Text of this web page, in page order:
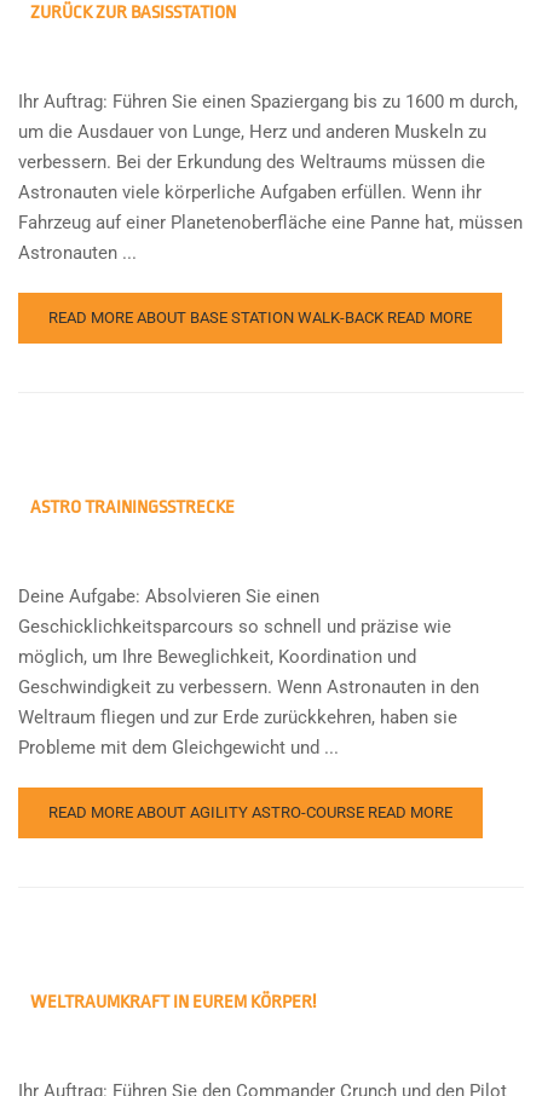
ZURÜCK ZUR BASISSTATION
Ihr Auftrag: Führen Sie einen Spaziergang bis zu 1600 m durch,
um die Ausdauer von Lunge, Herz und anderen Muskeln zu
verbessern. Bei der Erkundung des Weltraums müssen die
Astronauten viele körperliche Aufgaben erfüllen. Wenn ihr
Fahrzeug auf einer Planetenoberfläche eine Panne hat, müssen
Astronauten ...
READ MORE ABOUT BASE STATION WALK-BACK READ MORE
ASTRO TRAININGSSTRECKE
Deine Aufgabe: Absolvieren Sie einen
Geschicklichkeitsparcours so schnell und präzise wie
möglich, um Ihre Beweglichkeit, Koordination und
Geschwindigkeit zu verbessern. Wenn Astronauten in den
Weltraum fliegen und zur Erde zurückkehren, haben sie
Probleme mit dem Gleichgewicht und ...
READ MORE ABOUT AGILITY ASTRO-COURSE READ MORE
WELTRAUMKRAFT IN EUREM KÖRPER!
Ihr Auftrag: Führen Sie den Commander Crunch und den Pilot